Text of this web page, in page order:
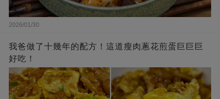
2026/01/30
我爸做了十幾年的配方！這道瘦肉蔥花煎蛋巨巨巨
好吃！